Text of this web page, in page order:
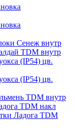
Сенеж внутр
TDM внутр
(IP54) цв.
(IP54) цв.
TDM внутр
TDM накл
Ладога TDM